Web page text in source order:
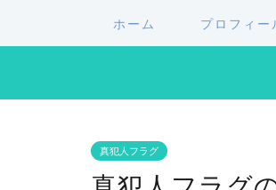
ホーム プロフィー
真犯人フラグ